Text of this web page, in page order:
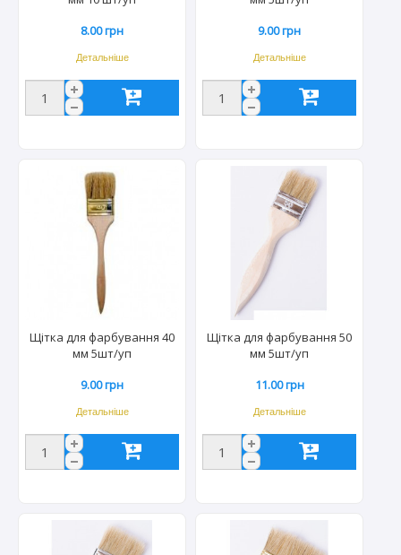
8.00 грн
Детальніше
9.00 грн
Детальніше
Щітка для фарбування 40
мм 5шт/уп
9.00 грн
Детальніше
Щітка для фарбування 50
мм 5шт/уп
11.00 грн
Детальніше